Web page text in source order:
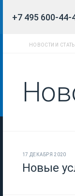
+7 495 600-44-
НОВОСТИ И
17 ДЕКАБРЯ 2020
Новые